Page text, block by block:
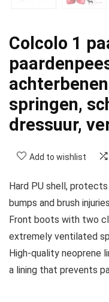
Colcolo 1
springen,
dressuur,
Add to wishlist
Hard PU shell,
bumps and brush
Front boots with two
extremely ventilated
High-quality neoprene
a lining that prevents